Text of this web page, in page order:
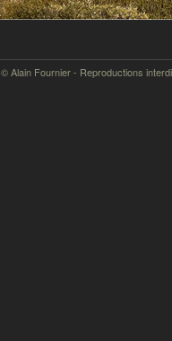
© Alain Fournier - Reproductions